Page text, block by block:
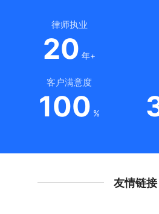
律师执业
20 年+
客户满意度
100 %
友情链接